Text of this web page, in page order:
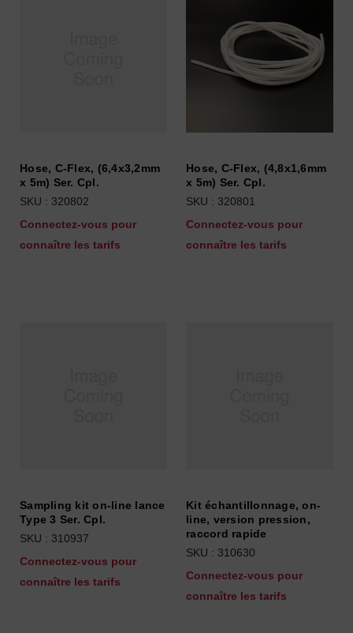
Hose, C-Flex, (6,4x3,2mm
x 5m) Ser. Cpl.
SKU : 320802
Connectez-vous pour
connaître les tarifs
Hose, C-Flex, (4,8x1,6mm
x 5m) Ser. Cpl.
SKU : 320801
Connectez-vous pour
connaître les tarifs
Sampling kit on-line lance
Type 3 Ser. Cpl.
SKU : 310937
Connectez-vous pour
connaître les tarifs
Kit échantillonnage, on-
line, version pression,
raccord rapide
SKU : 310630
Connectez-vous pour
connaître les tarifs